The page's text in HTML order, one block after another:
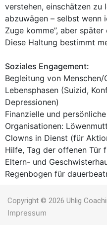
verstehen, einschätzen zu
abzuwägen – selbst wenn
Zuge komme”, aber später
Diese Haltung bestimmt
Soziales Engagement:
Begleitung von
Lebensphasen (Suizid,
Depressionen)
Finanzielle und
Organisationen:
Clowns in Dienst (für
Hilfe, Tag der offenen Tür
Eltern- und
Regenbogen für
Copyright © 2026 Uhlig
Impressum